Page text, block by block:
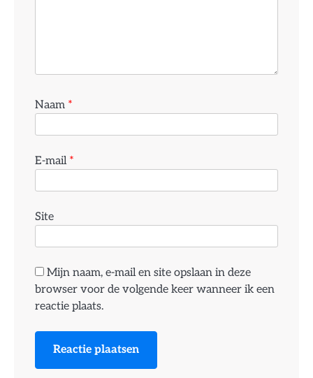
Naam *
E-mail *
Site
Mijn naam, e-mail en site opslaan in deze
browser voor de volgende keer wanneer ik een
reactie plaats.